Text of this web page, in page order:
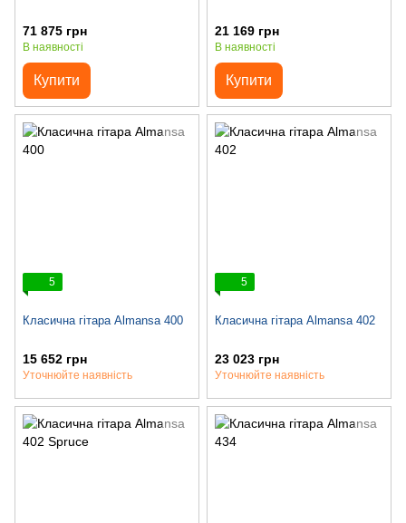
71 875 грн
В наявності
Купити
21 169 грн
В наявності
Купити
5
Класична гітара Almansa 400
15 652 грн
Уточнюйте наявність
5
Класична гітара Almansa 402
23 023 грн
Уточнюйте наявність